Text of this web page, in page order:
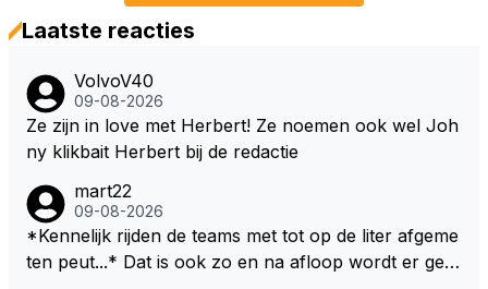
Laatste reacties
VolvoV40
09-08-2026
Ze zijn in love met Herbert! Ze noemen ook wel Joh
ny klikbait Herbert bij de redactie
mart22
09-08-2026
*Kennelijk rijden de teams met tot op de liter afgeme
ten peut...* Dat is ook zo en na afloop wordt er gec